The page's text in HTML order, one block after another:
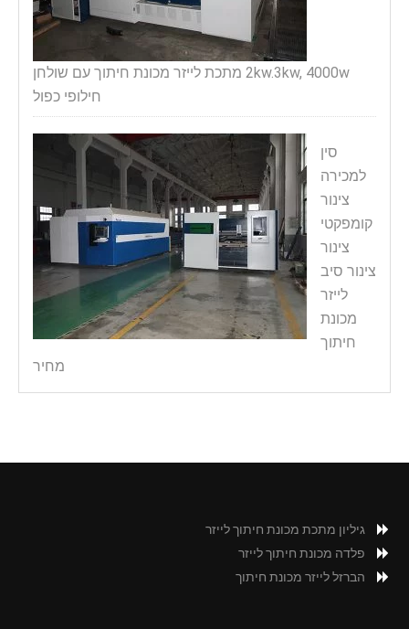
2kw.3kw, 4000w מתכת לייזר מכונת חיתוך עם שולחן
חילופי כפול
סין
למכירה
צינור
קומפקטי
צינור
צינור סיב
לייזר
מכונת
חיתוך
מחיר
גיליון מתכת מכונת חיתוך לייזר
פלדה מכונת חיתוך לייזר
הברזל לייזר מכונת חיתוך